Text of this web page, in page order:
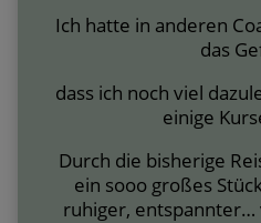
Ich hatte in anderen
das
dass ich noch viel
einige
Durch die bisherige
ein sooo großes
ruhiger, entspannter…